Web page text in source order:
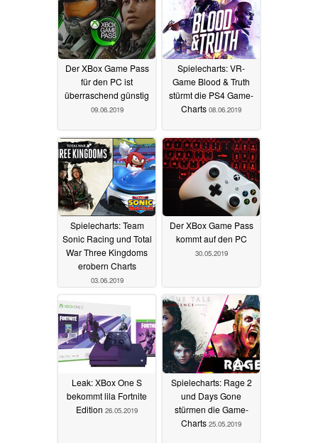
Der XBox Game Pass
für den PC ist
überraschend günstig
09.06.2019
Spielecharts: VR-
Game Blood & Truth
stürmt die PS4 Game-
Charts 08.06.2019
Spielecharts: Team
Sonic Racing und Total
War Three Kingdoms
erobern Charts
03.06.2019
Der XBox Game Pass
kommt auf den PC
30.05.2019
Leak: XBox One S
bekommt lila Fortnite
Edition 26.05.2019
Spielecharts: Rage 2
und Days Gone
stürmen die Game-
Charts 25.05.2019